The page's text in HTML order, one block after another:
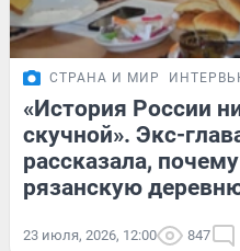
СТРАНА И МИР
«История России
скучной». Экс-
рассказала,
рязанскую
23 июля, 2026, 12:00 847